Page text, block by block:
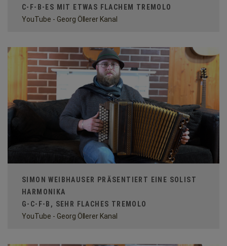
C-F-B-ES MIT ETWAS FLACHEM TREMOLO
YouTube - Georg Öllerer Kanal
SIMON WEIBHAUSER PRÄSENTIERT EINE SOLIST
HARMONIKA
G-C-F-B, SEHR FLACHES TREMOLO
YouTube - Georg Öllerer Kanal